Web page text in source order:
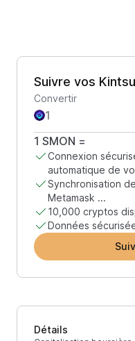
Suivre vos
Convertir
1 SMON =
Connexion
automatique de
Synchronisation
Metamask ...
10,000 cryptos
Données
Détails